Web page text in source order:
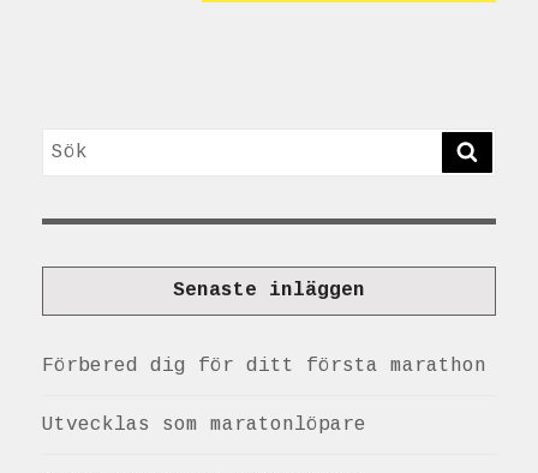
Sök
Senaste inläggen
Förbered dig för ditt första marathon
Utvecklas som maratonlöpare